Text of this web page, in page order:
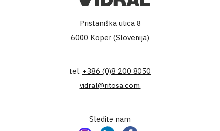
Pristaniška ulica 8
6000 Koper (Slovenija)
tel. +386 (0)8 200 8050
vidral@ritosa.com
Sledite nam